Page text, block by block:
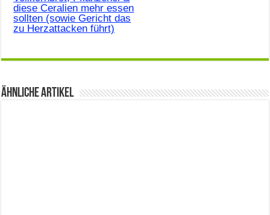
diese Ceralien mehr essen
sollten (sowie Gericht das
zu Herzattacken führt)
Ähnliche Artikel